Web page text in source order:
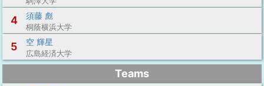
4 須藤 彪
桐蔭横浜大学
5 空 輝星
広島経済大学
Teams